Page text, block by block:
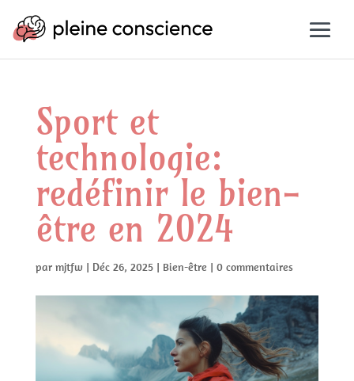
Sport et
technologie:
redéfinir le bien-
être en 2024
par mjtfw | Déc 26, 2025| Bien-être | 0 commentaires